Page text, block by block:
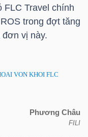
FLC Travel chính
trong đợt tăng
vị này.
VON KHOI FLC
Phương Châu
FILI